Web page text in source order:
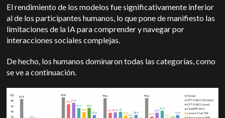
El rendimiento de los modelos fue significativamente inferior
al de los participantes humanos, lo que pone de manifiesto las
limitaciones de la IA para comprender y navegar por
interacciones sociales complejas.
De hecho, los humanos dominaron todas las categorías, como
se ve a continuación.